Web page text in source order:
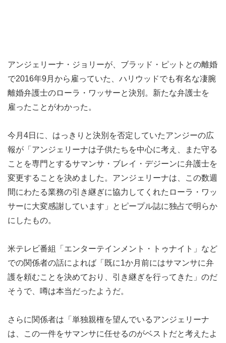
アンジェリーナ・ジョリーが、ブラッド・ピットとの離婚
で2016年9月から雇っていた、ハリウッドでも有名な凄腕
離婚弁護士のローラ・ワッサーと決別。新たな弁護士を
雇ったことがわかった。
今月4日に、はっきりと決別を否定していたアンジーの広
報が「アンジェリーナは子供たちを中心に考え、また守る
ことを専門とするサマンサ・ブレイ・デジーンに弁護士を
変更することを決めました。アンジェリーナは、この数週
間にわたる業務の引き継ぎに協力してくれたローラ・ワッ
サーに大変感謝しています」とピープル誌に独占で明らか
にしたもの。
米テレビ番組「エンターテインメント・トゥナイト」など
での関係者の話によれば「既に1か月前にはサマンサに弁
護を頼むことを決めており、引き継ぎを行ってきた」のだ
そうで、噂は本当だったようだ。
さらに関係者は「単独親権を望んでいるアンジェリーナ
は、この一件をサマンサに任せるのがベストだと考えたよ